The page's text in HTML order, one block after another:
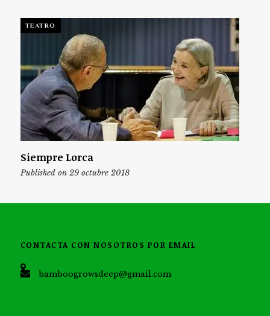
TEATRO
Siempre Lorca
Published on 29 octubre 2018
CONTACTA CON NOSOTROS POR EMAIL
bamboogrowsdeep@gmail.com